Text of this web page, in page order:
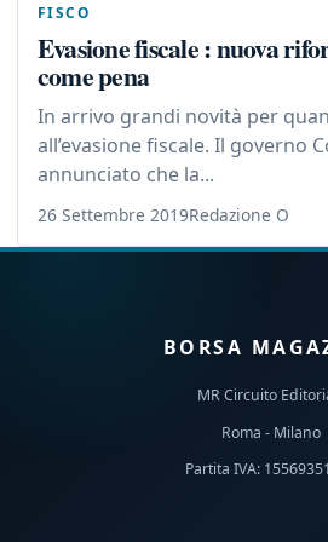
FISCO
Evasione fiscale : nuova
come pena
In arrivo grandi novità per
all’evasione fiscale. Il governo
annunciato che la...
26 Settembre 2019Redazione O
BORSA
MR Circuito
Roma - Milano
Partita IVA: